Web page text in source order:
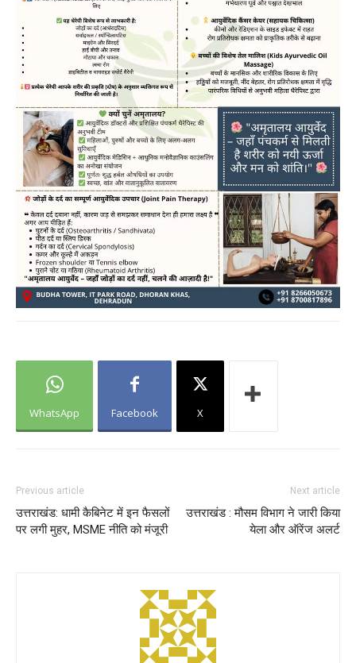
WhatsApp Facebook X
Previous article
उत्तराखंड: धामी कैबिनेट में इन फैसलों
पर लगी मुहर, MSME नीति को मंजूरी
Next article
उत्तराखंड : मौसम विभाग ने जारी किया
येला और ऑरेंज अलर्ट